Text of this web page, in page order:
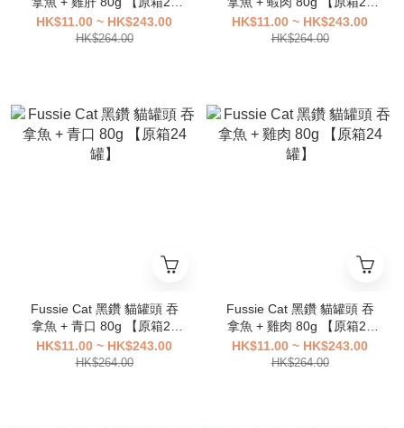
罐】
HK$11.00 ~ HK$243.00
HK$264.00
罐】
HK$11.00 ~ HK$243.00
HK$264.00
Fussie Cat 黑鑽 貓罐頭 吞
拿魚 + 青口 80g 【原箱24
罐】
HK$11.00 ~ HK$243.00
HK$264.00
Fussie Cat 黑鑽 貓罐頭 吞
拿魚 + 雞肉 80g 【原箱24
罐】
HK$11.00 ~ HK$243.00
HK$264.00